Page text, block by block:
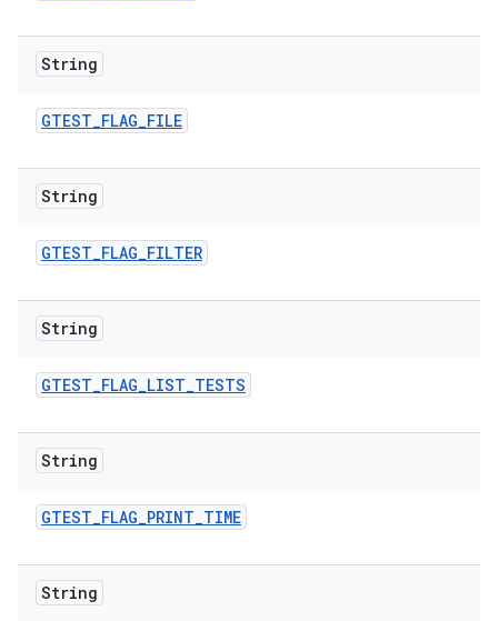
String
GTEST_FLAG_FILE
String
GTEST_FLAG_FILTER
String
GTEST_FLAG_LIST_TESTS
String
GTEST_FLAG_PRINT_TIME
String